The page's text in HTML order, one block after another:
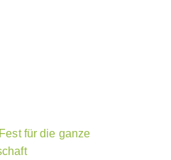
für die ganze